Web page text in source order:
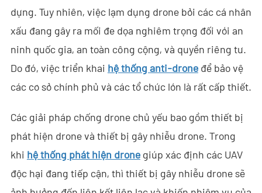
- - - ND-BD018 Thiết Bị Gây Nhiễu Anti-Drone Định Hướng
Toàn Băng
- - - ND-BO004 Thiết Bị Gây Nhiễu Anti-Drone Đa Hướng
- - Máy Dò RF Anti-Drone
- - - ND-BR002 Máy Dò RF Anti-Drone
dựng. Tuy nhiên, việc lạm dụng drone bởi các cá nhân
xấu đang gây ra mối đe dọa nghiêm trọng đối với an
ninh quốc gia, an toàn công cộng, và quyền riêng tư.
Do đó, việc triển khai hệ thống anti-droneđể bảo vệ
các cơ sở chính phủ và các tổ chức lớn là rất cấp thiết.
Các giải pháp chống drone chủ yếu bao gồm thiết bị
phát hiện drone và thiết bị gây nhiễu drone. Trong
khi hệ thống phát hiện dronegiúp xác định các UAV
độc hại đang tiếp cận, thì thiết bị gây nhiễu drone sẽ